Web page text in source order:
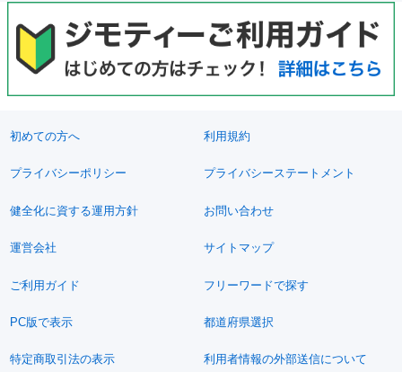
初めての方へ 利用規約
プライバシーポリシー プライバシーステートメント
健全化に資する運用方針 お問い合わせ
運営会社 サイトマップ
ご利用ガイド フリーワードで探す
PC版で表示 都道府県選択
特定商取引法の表示 利用者情報の外部送信について